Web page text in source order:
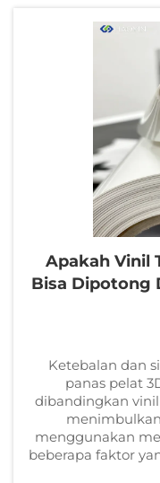
Apakah Vinil
Bisa Dipotong
Ketebalan dan
panas pelat
dibandingkan vinil
menggunakan
beberapa faktor